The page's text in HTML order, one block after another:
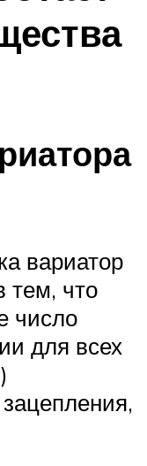
вариатор
тем, что
число
для всех